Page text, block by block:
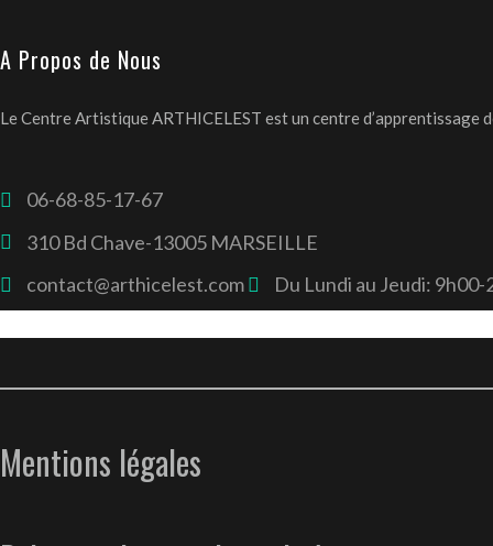
A Propos de Nous
Le Centre Artistique ARTHICELEST est un centre d’apprentissage
06-68-85-17-67
310 Bd Chave-13005 MARSEILLE
contact@arthicelest.com
Du Lundi au Jeudi: 9h00-
Mentions légales